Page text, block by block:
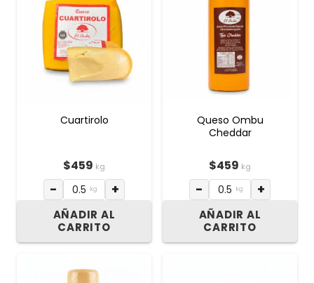
Cuartirolo
$459 kg
− kg +
AÑADIR AL
CARRITO
Queso Ombu
Cheddar
$459 kg
− kg +
AÑADIR AL
CARRITO